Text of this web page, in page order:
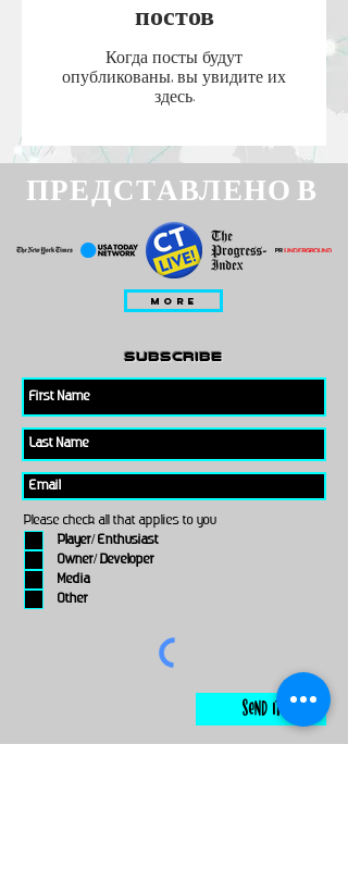
постов
Когда посты будут
опубликованы, вы увидите их
здесь.
ПРЕДСТАВЛЕНО В
MORE
subscribe
Please check all that applies to you
Player/ Enthusiast
Owner/ Developer
Media
Other
Send It